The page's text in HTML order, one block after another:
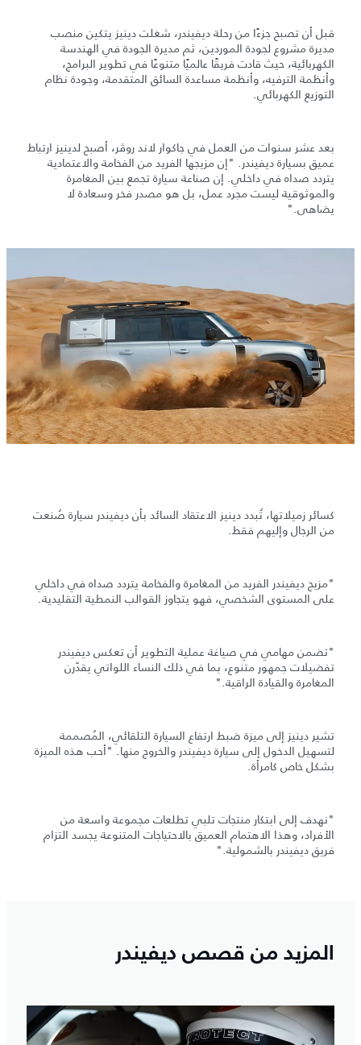
قبل أن تصبح جزءًا من رحلة ديفيندر، شغلت دينيز يتكين منصب
مديرة مشروع لجودة الموردين، ثم مديرة الجودة في الهندسة
الكهربائية، حيث قادت فريقًا عالميًا متنوعًا في تطوير البرامج،
وأنظمة الترفيه، وأنظمة مساعدة السائق المتقدمة، وجودة نظام
التوزيع الكهربائي.
بعد عشر سنوات من العمل في جاكوار لاند روڤر، أصبح لدينيز ارتباط
عميق بسيارة ديفيندر. "إن مزيجها الفريد من الفخامة والاعتمادية
يتردد صداه في داخلي. إن صناعة سيارة تجمع بين المغامرة
والموثوقية ليست مجرد عمل، بل هو مصدر فخر وسعادة لا
يضاهى."
كسائر زميلاتها، تُبدد دينيز الاعتقاد السائد بأن ديفيندر سيارة صُنعت
من الرجال وإليهم فقط.
"مزيج ديفيندر الفريد من المغامرة والفخامة يتردد صداه في داخلي
على المستوى الشخصي، فهو يتجاوز القوالب النمطية التقليدية.
"تضمن مهامي في صياغة عملية التطوير أن تعكس ديفيندر
تفضيلات جمهور متنوع، بما في ذلك النساء اللواتي يقدّرن
المغامرة والقيادة الراقية."
تشير دينيز إلى ميزة ضبط ارتفاع السيارة التلقائي، المُصممة
لتسهيل الدخول إلى سيارة ديفيندر والخروج منها. "أحب هذه الميزة
بشكل خاص كامرأة.
"نهدف إلى ابتكار منتجات تلبي تطلعات مجموعة واسعة من
الأفراد، وهذا الاهتمام العميق بالاحتياجات المتنوعة يجسد التزام
فريق ديفيندر بالشمولية."
المزيد من قصص ديفيندر